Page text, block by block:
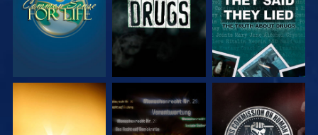
ANSEHEN ANSEHEN ANSEHEN